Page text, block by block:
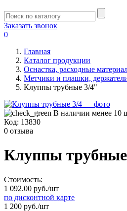
Заказать звонок
0
Главная
Каталог продукции
Оснастка, расходные
Метчики и плашки,
Клуппы трубные 3/4"
В наличии менее 10
Код: 13830
0 отзыва
Клуппы
Стоимость:
1 092.00 руб./шт
по дисконтной карте
1 200 руб./шт